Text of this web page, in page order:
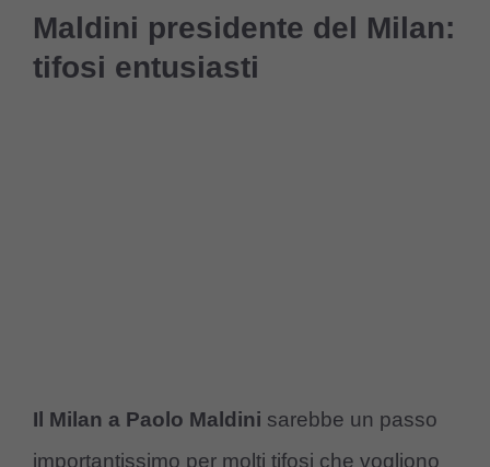
Maldini presidente del Milan:
tifosi entusiasti
Il Milan a Paolo Maldini sarebbe un passo
importantissimo per molti tifosi che vogliono